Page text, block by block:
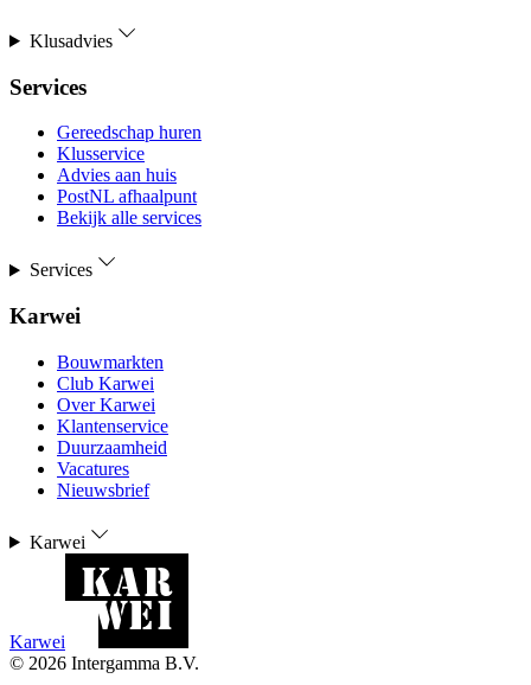
Klusadvies
Services
Gereedschap huren
Klusservice
Advies aan huis
PostNL afhaalpunt
Bekijk alle services
Services
Karwei
Bouwmarkten
Club Karwei
Over Karwei
Klantenservice
Duurzaamheid
Vacatures
Nieuwsbrief
Karwei
Karwei
© 2026 Intergamma B.V.